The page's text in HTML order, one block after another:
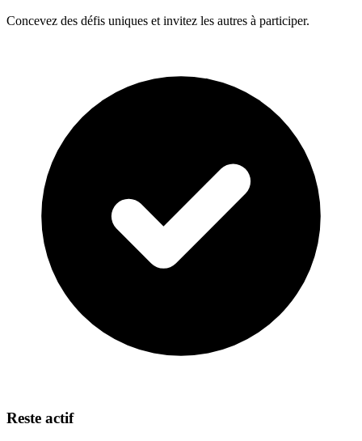
Concevez des défis uniques et invitez les autres à participer.
Reste actif